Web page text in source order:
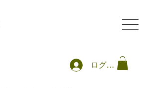
ログイン